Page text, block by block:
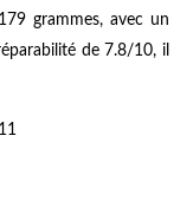
grammes, avec un
de 7.8/10, il